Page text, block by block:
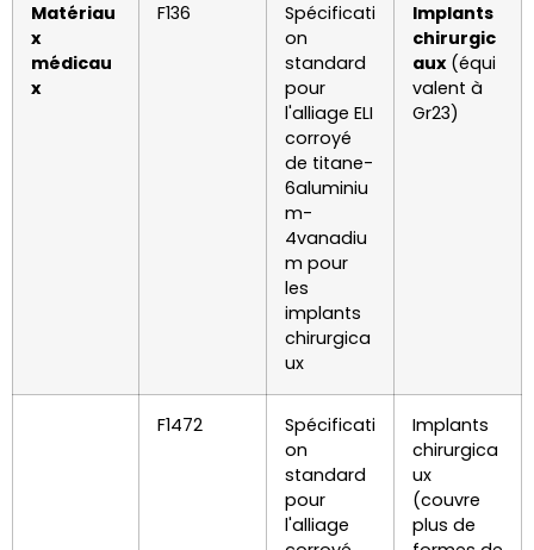
Matériau
x
médicau
x
F136
Spécificati
on
standard
pour
l'alliage ELI
corroyé
de titane-
6aluminiu
m-
4vanadiu
m pour
les
implants
chirurgica
ux
Implants
chirurgic
aux(équi
valent à
Gr23)
F1472
Spécificati
on
standard
pour
l'alliage
Implants
chirurgica
ux
(couvre
plus de